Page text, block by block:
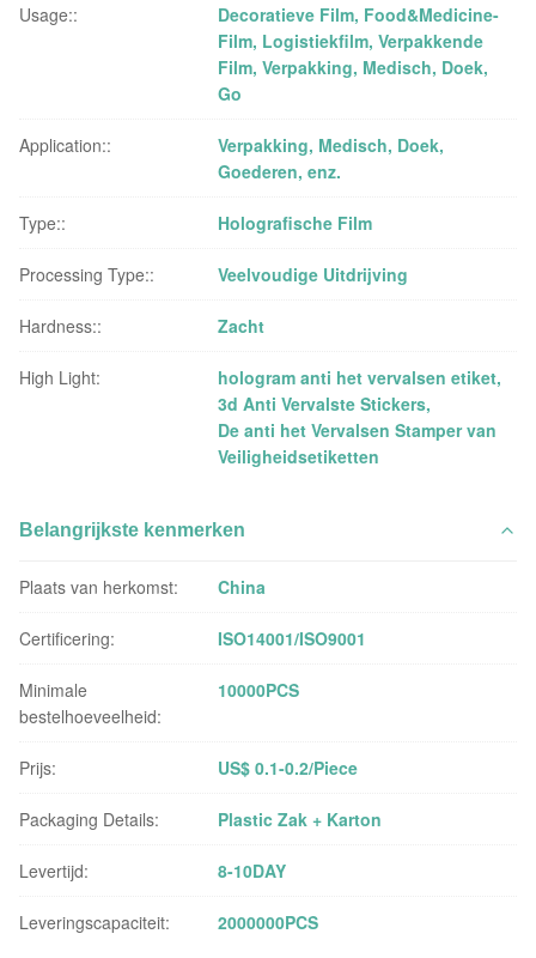
Usage::
Decoratieve Film, Food&Medicine-
Film, Logistiekfilm, Verpakkende
Film, Verpakking, Medisch, Doek,
Go
Application::
Verpakking, Medisch, Doek,
Goederen, enz.
Type:: Holografische Film
Processing Type:: Veelvoudige Uitdrijving
Hardness:: Zacht
High Light: hologram anti het vervalsen etiket,
3d Anti Vervalste Stickers,
De anti het Vervalsen Stamper van
Veiligheidsetiketten
Belangrijkste kenmerken
Plaats van herkomst: China
Certificering: ISO14001/ISO9001
Minimale
bestelhoeveelheid:
10000PCS
Prijs: US$ 0.1-0.2/Piece
Packaging Details: Plastic Zak + Karton
Levertijd: 8-10DAY
Leveringscapaciteit: 2000000PCS